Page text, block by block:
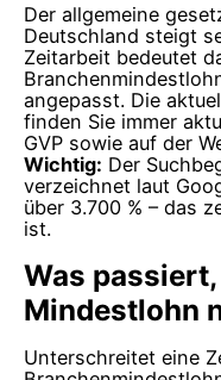
Der allgemeine
Deutschland steigt
Zeitarbeit bedeutet
angepasst. Die
finden Sie immer
GVP sowie auf der
Wichtig: Der
verzeichnet laut
über 3.700 % – das
ist.
Was
Mindestlohn
Unterschreitet eine